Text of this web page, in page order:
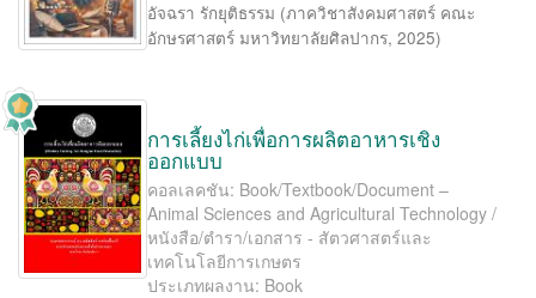
อัจฉรา รักยุติธรรม (ภาควิชาสังคมศาสตร์ คณะ
อักษรศาสตร์ มหาวิทยาลัยศิลปากร, 2025)
การเลี้ยงไก่เพื่อการผลิตอาหารเชิง
ออกแบบ
คอลเลคชัน: Book/Textbook/Document –
Animal Sciences and Agricultural Technology /
หนังสือ/ตำรา/เอกสาร - สัตวศาสตร์และ
เทคโนโลยีการเกษตร
ประเภทผลงาน: Book